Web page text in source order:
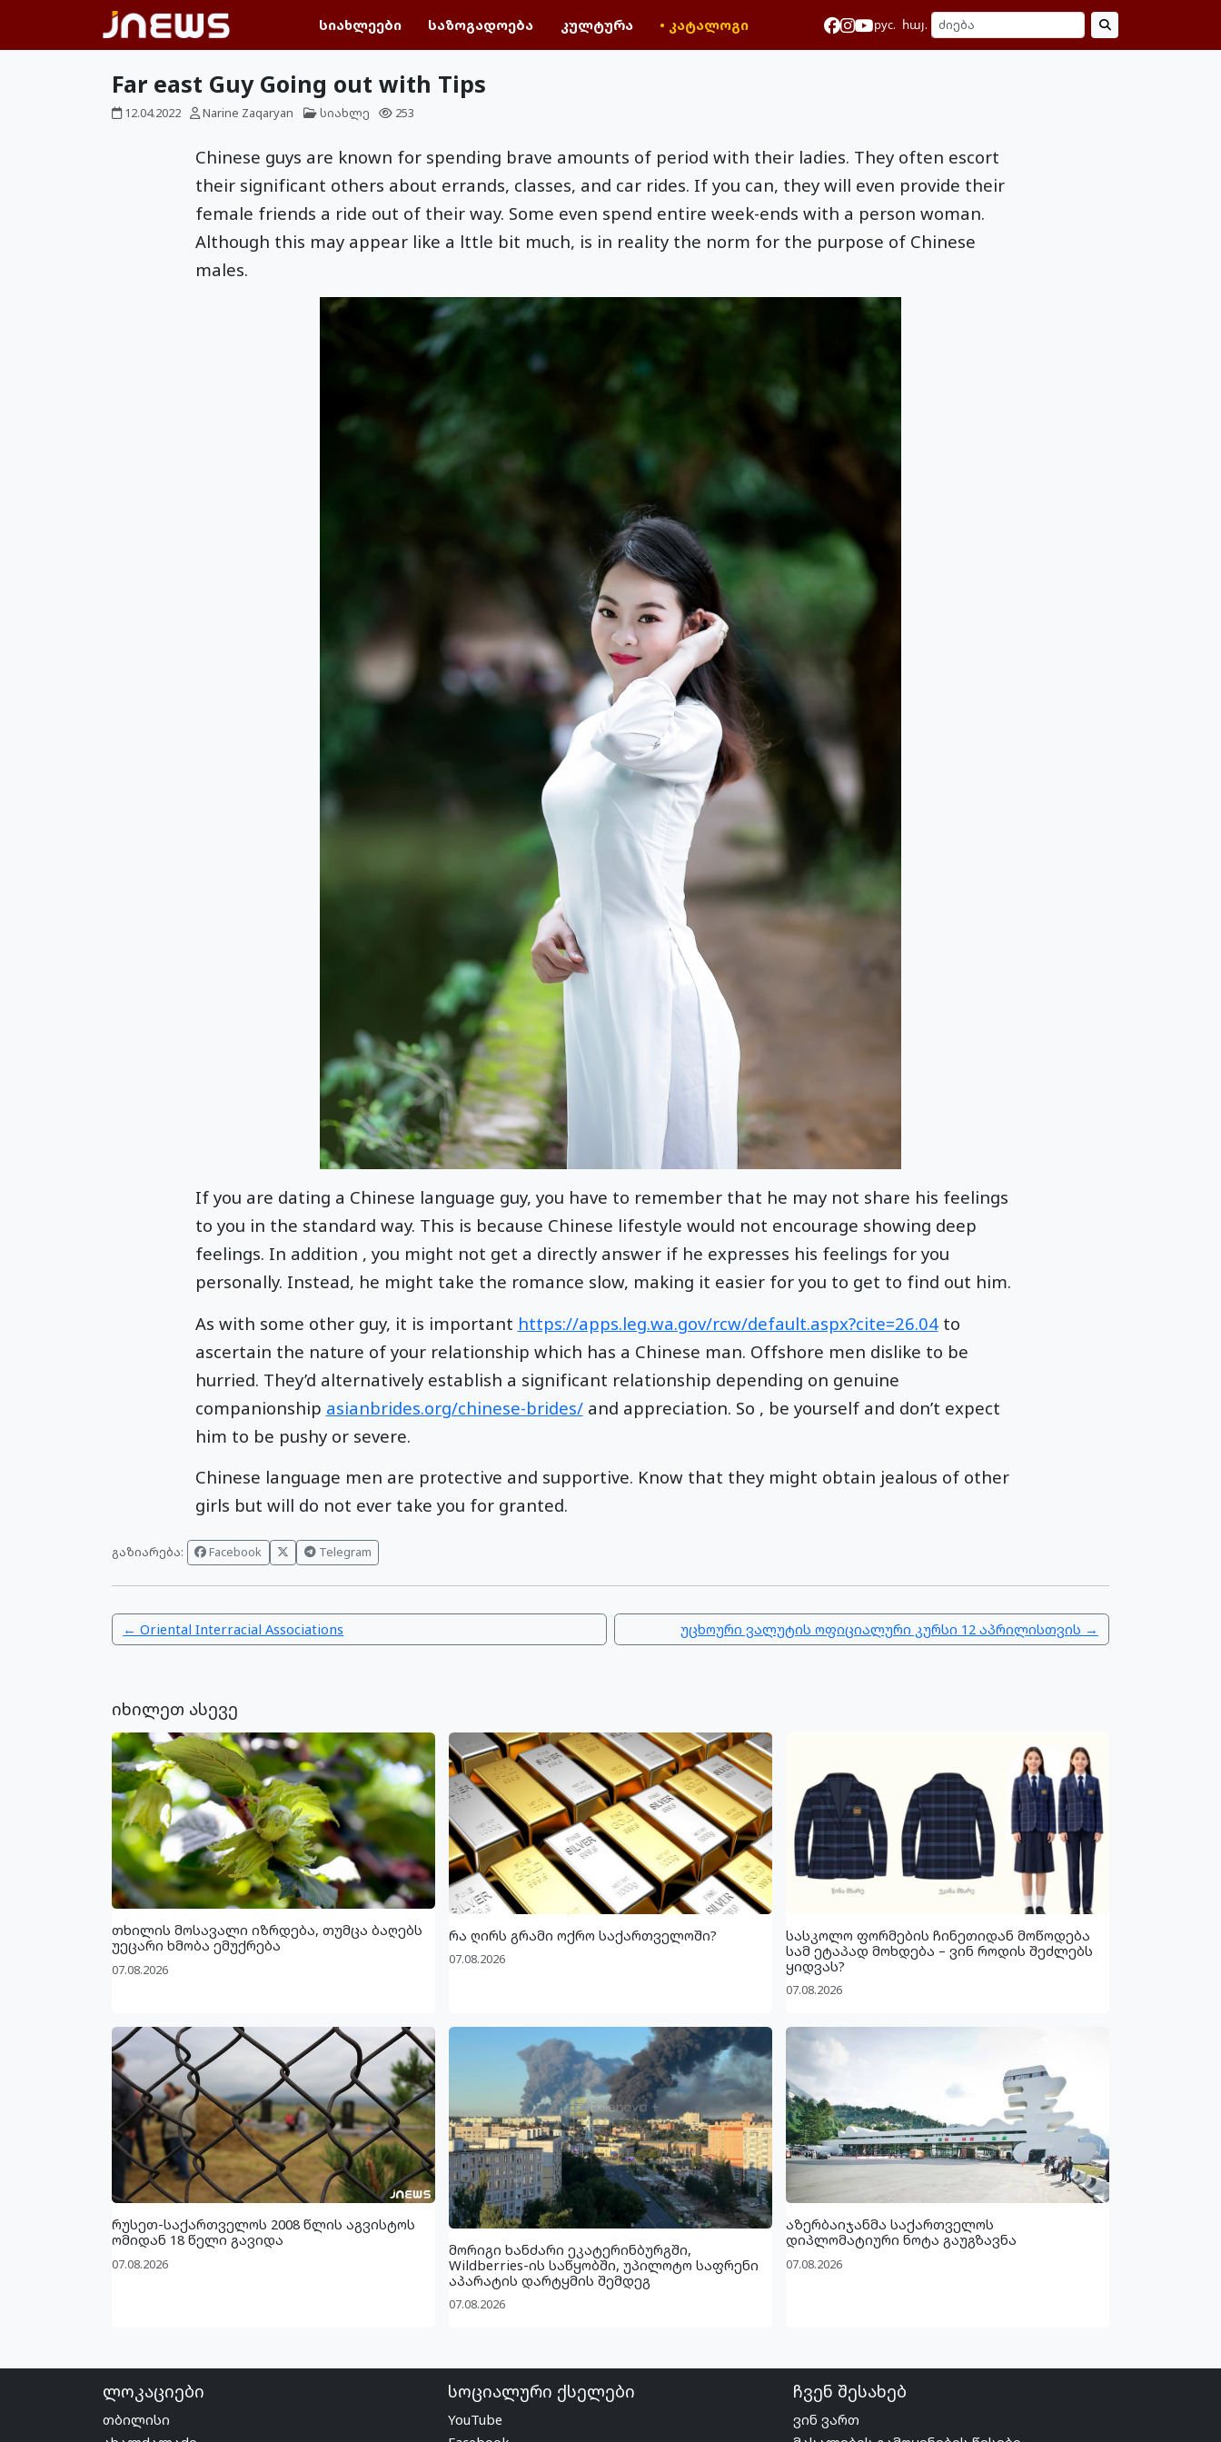
სიახლეები საზოგადოება კულტურა • კატალოგი рус. հայ.
Far east Guy Going out with Tips
12.04.2022 Narine Zaqaryan სიახლე 253
Chinese guys are known for spending brave amounts of period with their ladies. They often escort
their significant others about errands, classes, and car rides. If you can, they will even provide their
female friends a ride out of their way. Some even spend entire week-ends with a person woman.
Although this may appear like a lttle bit much, is in reality the norm for the purpose of Chinese
males.
If you are dating a Chinese language guy, you have to remember that he may not share his feelings
to you in the standard way. This is because Chinese lifestyle would not encourage showing deep
feelings. In addition , you might not get a directly answer if he expresses his feelings for you
personally. Instead, he might take the romance slow, making it easier for you to get to find out him.
As with some other guy, it is important https://apps.leg.wa.gov/rcw/default.aspx?cite=26.04to
ascertain the nature of your relationship which has a Chinese man. Offshore men dislike to be
hurried. They’d alternatively establish a significant relationship depending on genuine
companionship asianbrides.org/chinese-brides/and appreciation. So , be yourself and don’t expect
him to be pushy or severe.
Chinese language men are protective and supportive. Know that they might obtain jealous of other
girls but will do not ever take you for granted.
გაზიარება: Facebook Telegram
← Oriental Interracial Associations უცხოური ვალუტის ოფიციალური კურსი 12 აპრილისთვის →
იხილეთ ასევე
თხილის მოსავალი იზრდება, თუმცა ბაღებს
უეცარი ხმობა ემუქრება
07.08.2026
რა ღირს გრამი ოქრო საქართველოში?
07.08.2026
სასკოლო ფორმების ჩინეთიდან მოწოდება
სამ ეტაპად მოხდება – ვინ როდის შეძლებს
ყიდვას?
07.08.2026
რუსეთ-საქართველოს 2008 წლის აგვისტოს
ომიდან 18 წელი გავიდა
07.08.2026
მორიგი ხანძარი ეკატერინბურგში,
Wildberries-ის საწყობში, უპილოტო საფრენი
აპარატის დარტყმის შემდეგ
07.08.2026
აზერბაიჯანმა საქართველოს
დიპლომატიური ნოტა გაუგზავნა
07.08.2026
ლოკაციები
თბილისი
სოციალური ქსელები
YouTube
ჩვენ შესახებ
ვინ ვართ